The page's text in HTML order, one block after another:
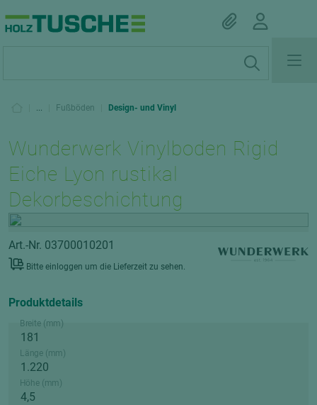
... Fußböden Design- und Vinyl
Wunderwerk Vinylboden Rigid
Eiche Lyon rustikal
Dekorbeschichtung
Art.-Nr. 03700010201
Bitte einloggen um die Lieferzeit zu sehen.
Produktdetails
Breite (mm)
Länge (mm)
Höhe (mm)